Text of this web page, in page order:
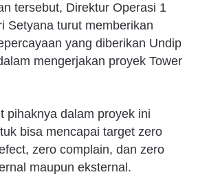
tersebut, Direktur Operasi 1
Setyana turut memberikan
yang diberikan Undip
mengerjakan proyek Tower
pihaknya dalam proyek ini
bisa mencapai target zero
zero complain, dan zero
maupun eksternal.